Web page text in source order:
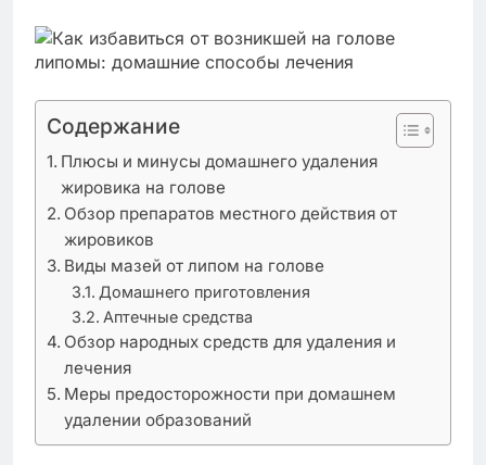
Содержание
Плюсы и минусы домашнего удаления
жировика на голове
Обзор препаратов местного действия от
жировиков
Виды мазей от липом на голове
Домашнего приготовления
Аптечные средства
Обзор народных средств для удаления и
лечения
Меры предосторожности при домашнем
удалении образований